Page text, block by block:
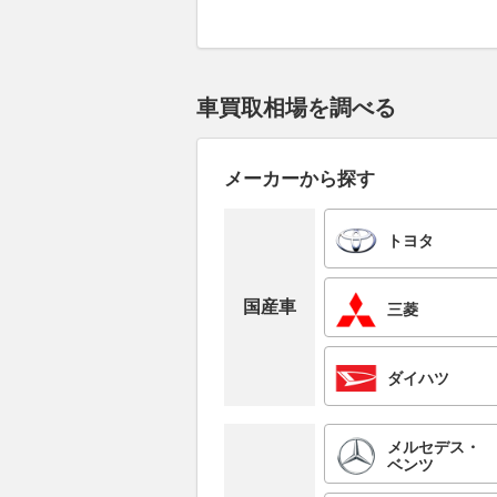
車買取相場を調べる
メーカーから探す
国産車
トヨタ
三菱
ダイハツ
メルセデス・
ベンツ